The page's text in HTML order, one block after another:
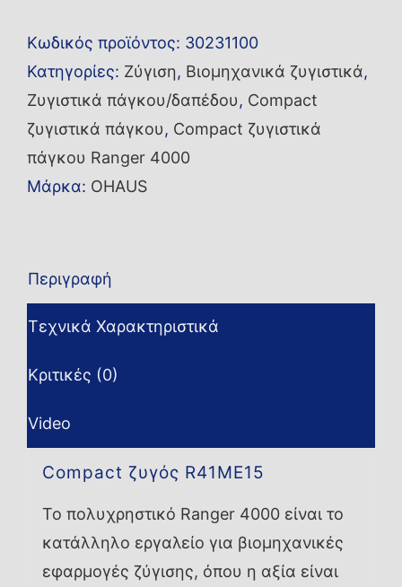
ποσότητα
Κωδικός προϊόντος: 30231100
Κατηγορίες: Ζύγιση, Βιομηχανικά ζυγιστικά,
Ζυγιστικά πάγκου/δαπέδου, Compact
ζυγιστικά πάγκου, Compact ζυγιστικά
πάγκου Ranger 4000
Μάρκα: OHAUS
Περιγραφή
Τεχνικά Χαρακτηριστικά
Κριτικές (0)
Video
Compact ζυγός R41ME15
Το πολυχρηστικό Ranger 4000 είναι το
κατάλληλο εργαλείο για βιομηχανικές
εφαρμογές ζύγισης, όπου η αξία είναι